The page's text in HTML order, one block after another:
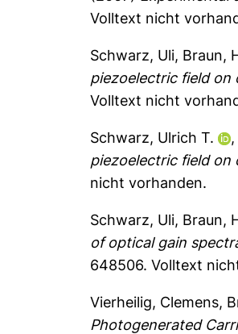
Volltext nicht
Schwarz, Uli, Braun,
piezoelectric field on
Volltext nicht
Schwarz, Ulrich T. ,
piezoelectric field on
nicht vorhanden.
Schwarz, Uli, Braun,
of optical gain
648506.Volltext
Vierheilig, Clemens,
Photogenerated